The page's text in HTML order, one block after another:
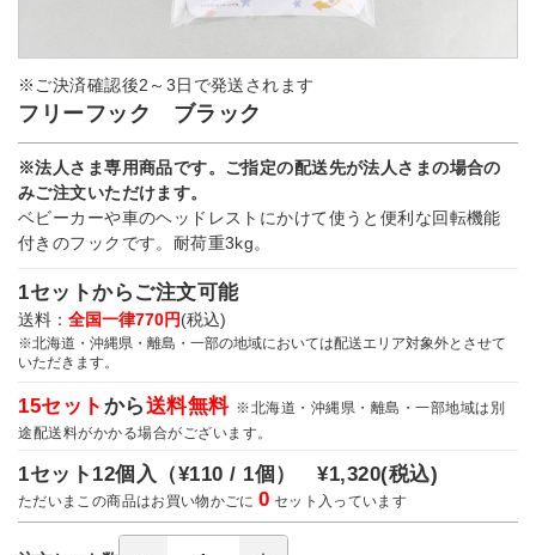
※ご決済確認後2～3日で発送されます
フリーフック ブラック
※法人さま専用商品です。ご指定の配送先が法人さまの場合の
みご注文いただけます。
ベビーカーや車のヘッドレストにかけて使うと便利な回転機能
付きのフックです。耐荷重3kg。
1セットからご注文可能
送料： 全国一律770円(税込)
※北海道・沖縄県・離島・一部の地域においては配送エリア対象外とさせて
いただきます。
15セット から送料無料 ※北海道・沖縄県・離島・一部地域は別
途配送料がかかる場合がございます。
1セット12個入（¥110 / 1個）¥1,320(税込)
ただいまこの商品はお買い物かごに0 セット入っています